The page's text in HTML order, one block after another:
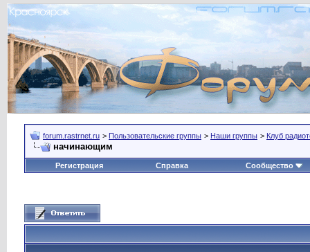
forum.rastrnet.ru > Пользовательские группы > Наши группы > Клуб
начинающим
Регистрация Справка Сообщество